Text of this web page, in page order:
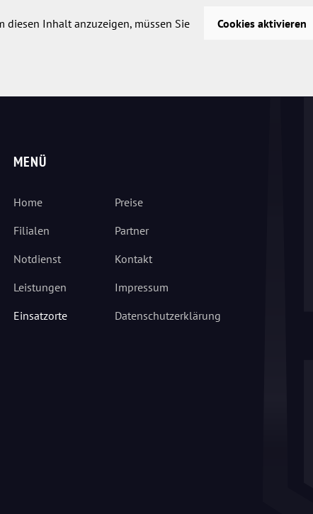
diesen Inhalt anzuzeigen, müssen Sie Cookies aktivieren
MENÜ
Home
Filialen
Notdienst
Leistungen
Einsatzorte
Preise
Partner
Kontakt
Impressum
Datenschutzerklärung